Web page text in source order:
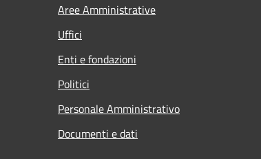
Aree Amministrative
Uffici
Enti e fondazioni
Politici
Personale Amministrativo
Documenti e dati